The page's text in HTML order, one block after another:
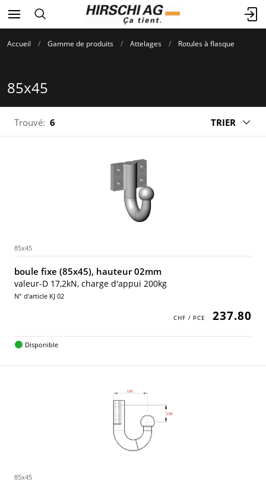
Accueil Gamme de produits Attelages Rotules à flasque
85x45
Trouvé: 6 TRIER
85x45
boule fixe (85x45), hauteur 02mm
valeur-D 17,2kN, charge d'appui 200kg
N° d'article KJ 02
237.80
Disponible
85x45